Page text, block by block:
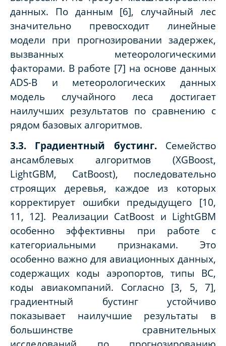
данных. По данным [6], случайный лес
значительно превосходит линейные
модели при прогнозировании задержек,
вызванных метеорологическими
факторами. В работе [7] на основе данных
ADS-B и метеорологических данных
модель случайного леса достигает
наилучших результатов по сравнению с
рядом базовых алгоритмов.
3.3. Градиентный бустинг. Семейство
ансамблевых алгоритмов (XGBoost,
LightGBM, CatBoost), последовательно
строящих деревья, каждое из которых
корректирует ошибки предыдущего [10,
11, 12]. Реализации CatBoost и LightGBM
особенно эффективны при работе с
категориальными признаками. Это
особенно важно для авиационных данных,
содержащих коды аэропортов, типы ВС,
коды авиакомпаний. Согласно [3, 5, 7],
градиентный бустинг устойчиво
показывает наилучшие результаты в
большинстве сравнительных